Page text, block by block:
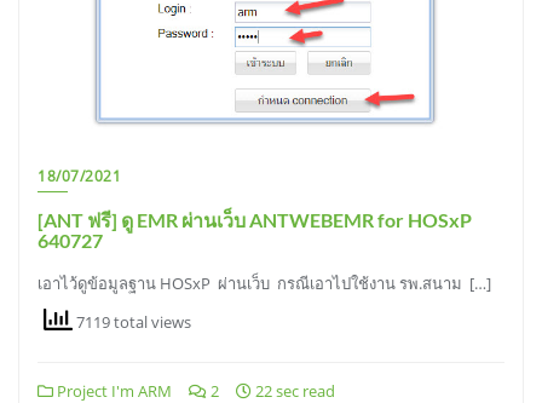
18/07/2021
[ANT ฟรี] ดู EMR ผ่านเว็บ ANTWEBEMR for HOSxP
640727
เอาไว้ดูข้อมูลฐาน HOSxP ผ่านเว็บ กรณีเอาไปใช้งาน รพ.สนาม […]
7119 total views
Project I'm ARM 2 22 sec read